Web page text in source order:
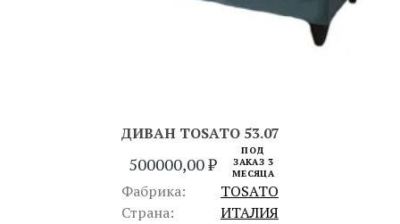
ДИВАН TOSATO 53.07
500000,00₽
ПОД
ЗАКАЗ 3
МЕСЯЦА
Фабрика:
TOSATO
Страна:
ИТАЛИЯ